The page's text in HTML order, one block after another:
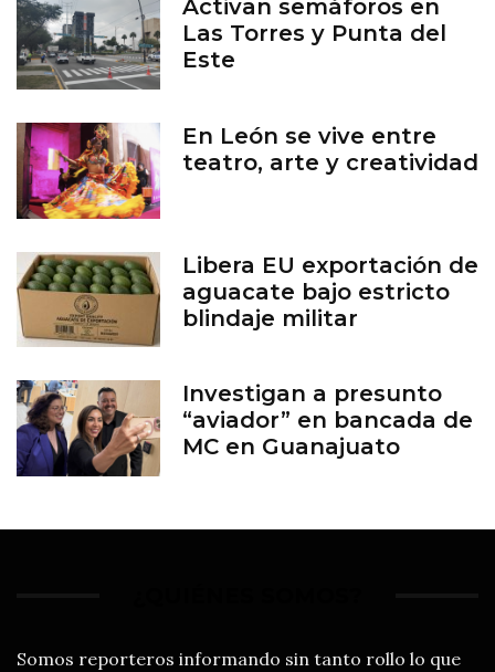
Activan semáforos en
Las Torres y Punta del
Este
En León se vive entre
teatro, arte y creatividad
Libera EU exportación de
aguacate bajo estricto
blindaje militar
Investigan a presunto
“aviador” en bancada de
MC en Guanajuato
Somos reporteros informando sin tanto rollo lo que